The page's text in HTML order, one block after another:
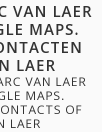
VAN LAER
MAPS.
LAER
VAN LAER
MAPS.
OF
LAER